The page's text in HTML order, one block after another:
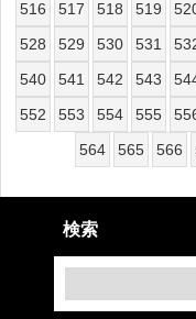
516
517 518 519
528
529 530 531
540
541 542 543
552
553 554 555
564
565 566
検索